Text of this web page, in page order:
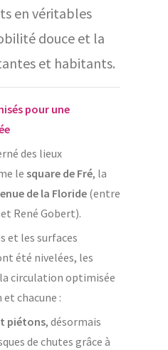
en véritables
douce et la
et habitants.
pour une
des lieux
le square de Fré, la
de la Floride(entre
René Gobert).
et les surfaces
été nivelées, les
circulation optimisée
chacune :
piétons, désormais
de chutes grâce à